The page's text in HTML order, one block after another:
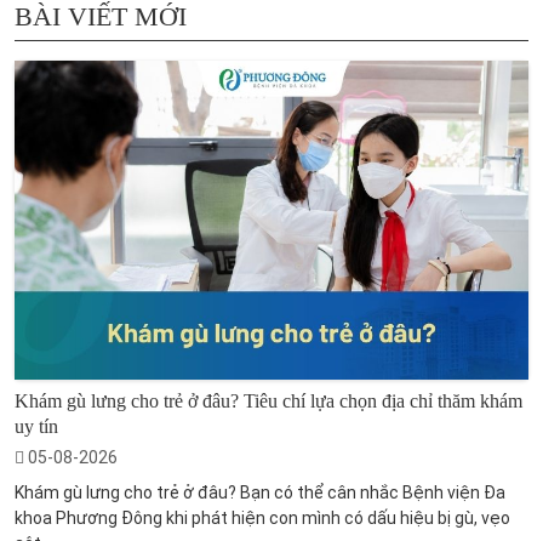
BÀI VIẾT MỚI
Khám gù lưng cho trẻ ở đâu? Tiêu chí lựa chọn địa chỉ thăm khám
uy tín
05-08-2026
Khám gù lưng cho trẻ ở đâu? Bạn có thể cân nhắc Bệnh viện Đa
khoa Phương Đông khi phát hiện con mình có dấu hiệu bị gù, vẹo